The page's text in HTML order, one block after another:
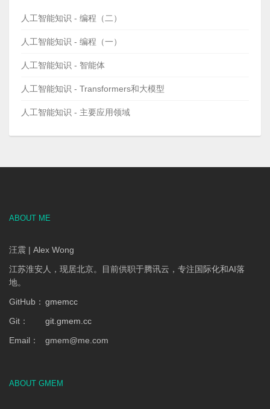
人工智能知识 - 编程（二）
人工智能知识 - 编程（一）
人工智能知识 - 智能体
人工智能知识 - Transformers和大模型
人工智能知识 - 主要应用领域
ABOUT ME
汪震 | Alex Wong
江苏淮安人，现居北京。目前供职于腾讯云，专注国际化和AI落
地。
GitHub： gmemcc
Git：
git.gmem.cc
Email：
gmem@me.com
ABOUT GMEM